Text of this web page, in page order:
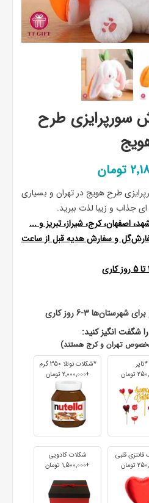
طرح
طرح هویج در تهران و بسیاری
ای جذاب و زیبا لذت ببرید.
اصفهان، کرج، شیراز، تبریز و ...
و سفارش هدیه قبل از ساعت
3-6 روز کاری
شگفت انگیز کنید:
مخصوص تهران و کرج هستند)
*تاپر
*شکلات نوتلا 350 گرم
+2٬000٬000 تومان
فانتزی قلبی
شکلات کادویی
+1٬500٬000 تومان